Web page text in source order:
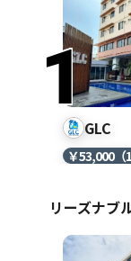
GLC
￥53,000（
リーズナブ